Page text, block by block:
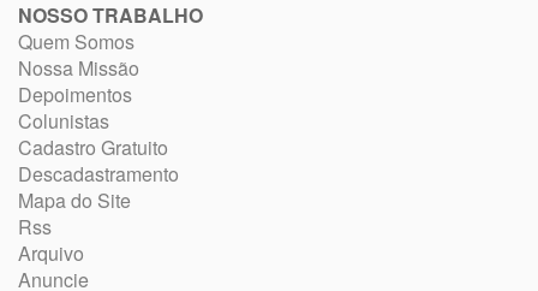
NOSSO TRABALHO
Quem Somos
Nossa Missão
Depoimentos
Colunistas
Cadastro Gratuito
Descadastramento
Mapa do Site
Rss
Arquivo
Anuncie